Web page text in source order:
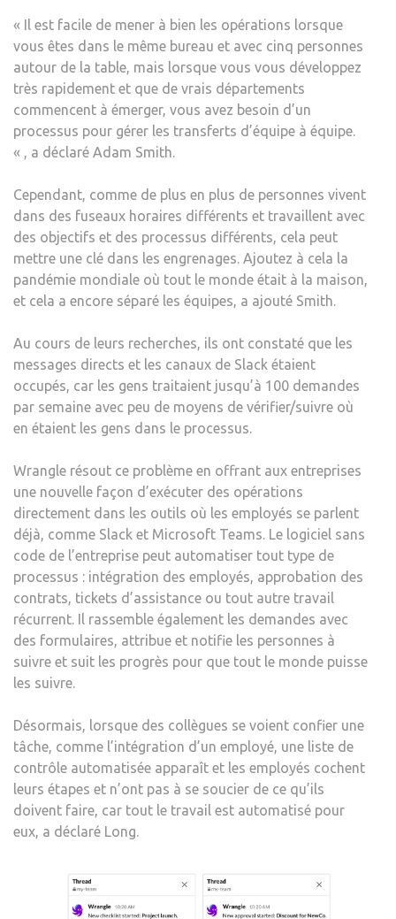
« Il est facile de mener à bien les opérations lorsque
vous êtes dans le même bureau et avec cinq personnes
autour de la table, mais lorsque vous vous développez
très rapidement et que de vrais départements
commencent à émerger, vous avez besoin d’un
processus pour gérer les transferts d’équipe à équipe.
« , a déclaré Adam Smith.
Cependant, comme de plus en plus de personnes vivent
dans des fuseaux horaires différents et travaillent avec
des objectifs et des processus différents, cela peut
mettre une clé dans les engrenages. Ajoutez à cela la
pandémie mondiale où tout le monde était à la maison,
et cela a encore séparé les équipes, a ajouté Smith.
Au cours de leurs recherches, ils ont constaté que les
messages directs et les canaux de Slack étaient
occupés, car les gens traitaient jusqu’à 100 demandes
par semaine avec peu de moyens de vérifier/suivre où
en étaient les gens dans le processus.
Wrangle résout ce problème en offrant aux entreprises
une nouvelle façon d’exécuter des opérations
directement dans les outils où les employés se parlent
déjà, comme Slack et Microsoft Teams. Le logiciel sans
code de l’entreprise peut automatiser tout type de
processus : intégration des employés, approbation des
contrats, tickets d’assistance ou tout autre travail
récurrent. Il rassemble également les demandes avec
des formulaires, attribue et notifie les personnes à
suivre et suit les progrès pour que tout le monde puisse
les suivre.
Désormais, lorsque des collègues se voient confier une
tâche, comme l’intégration d’un employé, une liste de
contrôle automatisée apparaît et les employés cochent
leurs étapes et n’ont pas à se soucier de ce qu’ils
doivent faire, car tout le travail est automatisé pour
eux, a déclaré Long.